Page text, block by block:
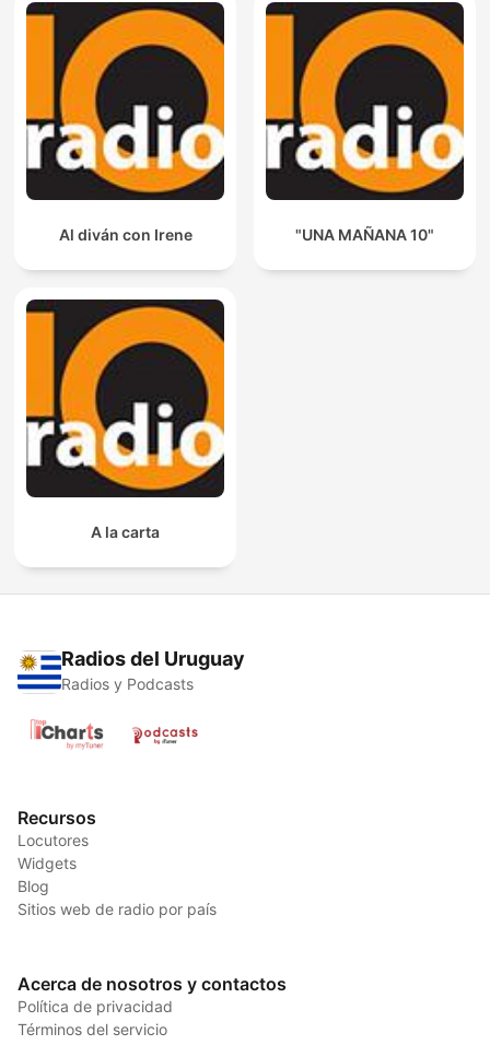
Al diván con Irene "UNA MAÑANA 10"
A la carta
Radios del Uruguay
Radios y Podcasts
Recursos
Locutores
Widgets
Blog
Sitios web de radio por país
Acerca de nosotros y contactos
Política de privacidad
Términos del servicio